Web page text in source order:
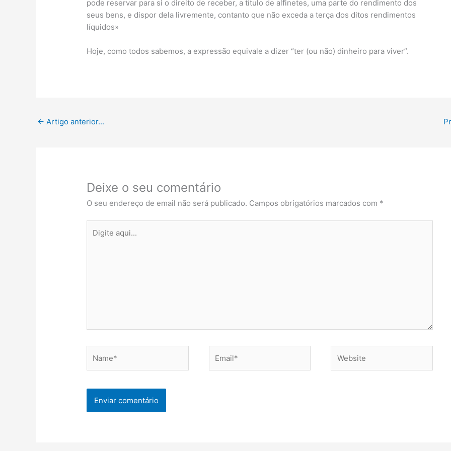
pode reservar para si o direito de receber, a título de alfinetes, uma parte do rendimento dos
seus bens, e dispor dela livremente, contanto que não exceda a terça dos ditos rendimentos
líquidos»
Hoje, como todos sabemos, a expressão equivale a dizer “ter (ou não) dinheiro para viver”.
← Artigo anterior...
Deixe o seu comentário
O seu endereço de email não será publicado. Campos obrigatórios marcados com *
aqui...